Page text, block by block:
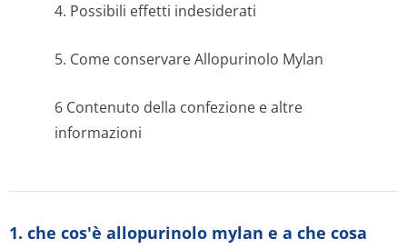
4. Possibili effetti indesiderati
5. Come conservare Allopurinolo Mylan
6 Contenuto della confezione e altre
informazioni
1. che cos'è allopurinolo mylan e a che cosa